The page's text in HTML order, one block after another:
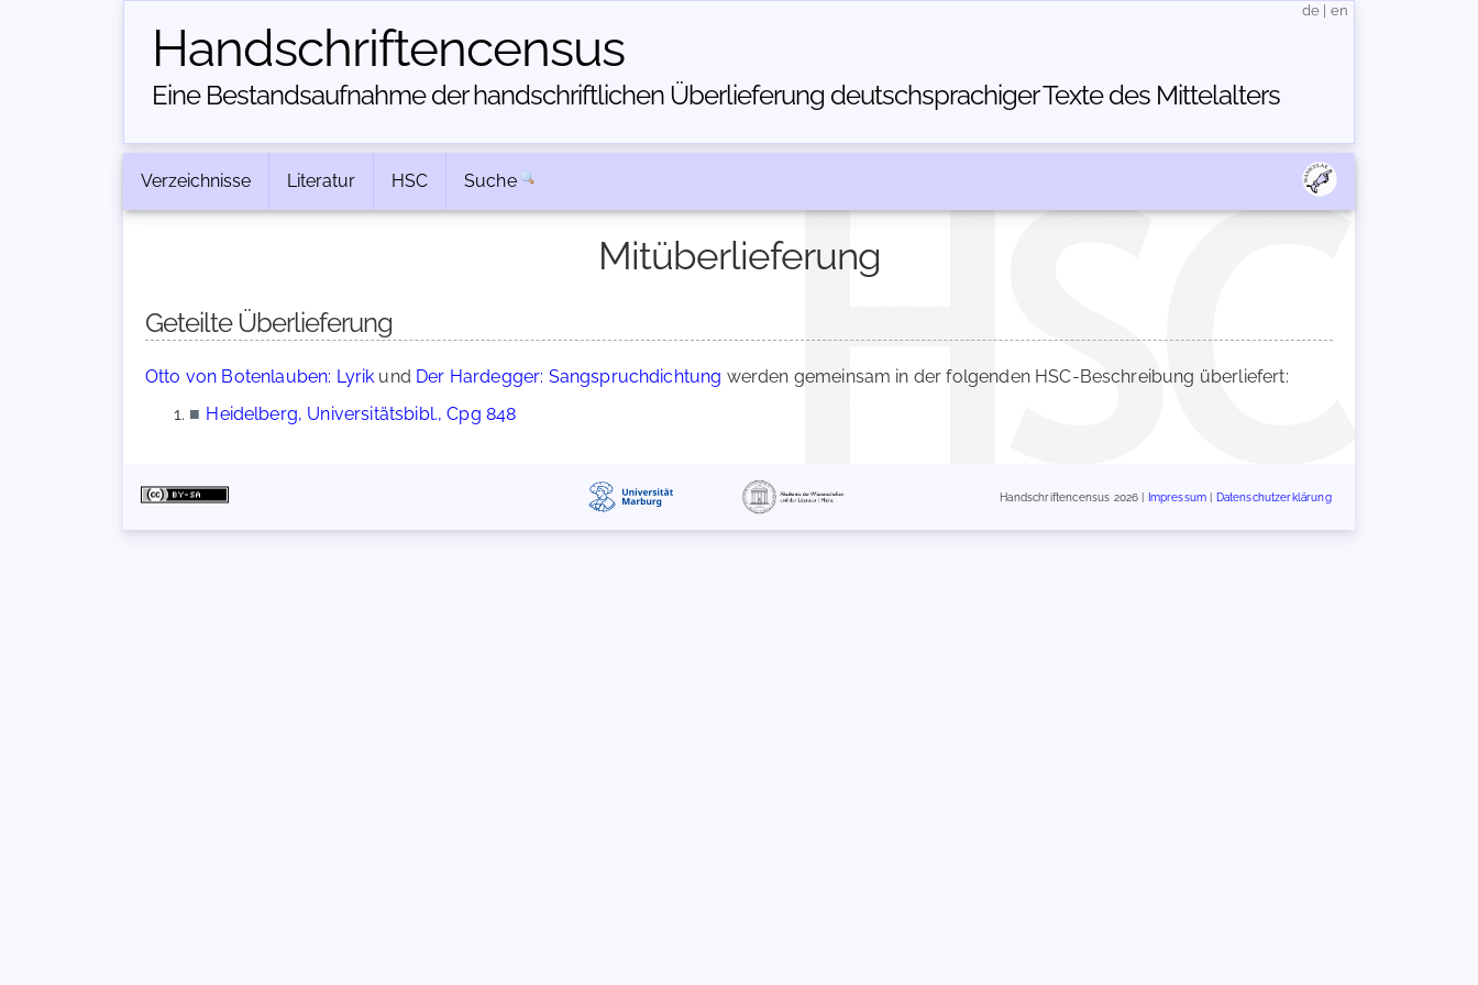
Handschriften­census
Eine Bestandsaufnahme der handschriftlichen Über­lieferung deutschsprachiger Texte des Mittelalters
de en
Verzeichnisse Literatur HSC Suche
Mitüberlieferung
Geteilte Überlieferung
Otto von Botenlauben: Lyrik und Der Hardegger: Sangspruchdichtung werden gemeinsam in der folgenden HSC-Beschreibung überliefert:
■ Heidelberg, Universitätsbibl., Cpg 848
Handschriftencensus 2026 | Impressum Datenschutzerklärung